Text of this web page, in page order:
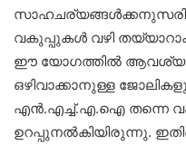
വകുപ്പുകൾ വഴി
ഈ യോഗത്തിൽ
ഒഴിവാക്കാനുള്ള
എൻ.എച്ച്.എ.ഐ തന്നെ
ഉറപ്പുനൽകിയിരുന്നു.